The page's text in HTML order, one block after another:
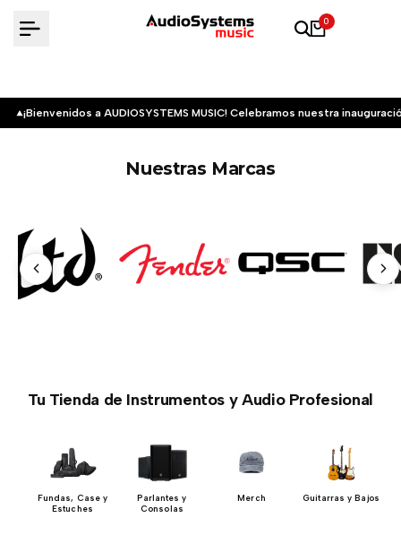
0
¡Bienvenidos a AUDIOSYSTEMS MUSIC! Celebramos nuestra
Nuestras Marcas
Tu Tienda de Instrumentos y Audio Profesional
Fundas, Case y
Estuches
Parlantes y
Consolas
Merch Guitarras y Bajos